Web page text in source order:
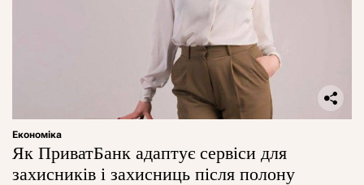
Економіка
Як ПриватБанк адаптує сервіси для
захисників і захисниць після полону